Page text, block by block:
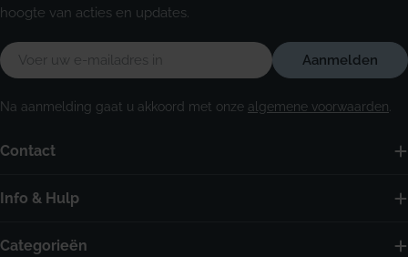
Contact
Info & Hulp
Categorieën
hoogte van acties en updates.
E-
mail
Aanmelden
Na aanmelding gaat u akkoord met onze algemene voorwaarden